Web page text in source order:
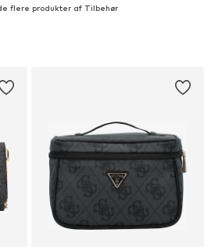
flere produkter af Tilbehør